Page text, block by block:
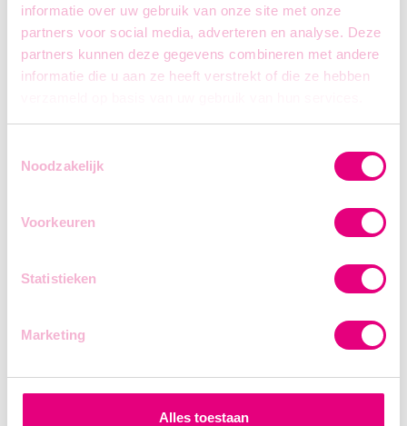
informatie over uw gebruik van onze site met onze
partners voor social media, adverteren en analyse. Deze
partners kunnen deze gegevens combineren met andere
informatie die u aan ze heeft verstrekt of die ze hebben
Noodzakelijk
Voorkeuren
Statistieken
Marketing
Alles toestaan
deadlines.
Je bent assertief, stressbestendig en
oplossingsgericht.
Je hebt een professionele uitstraling en
en situaties.
Je beschikt over een uitstekende kennis
Je communiceert vlot in het Engels.